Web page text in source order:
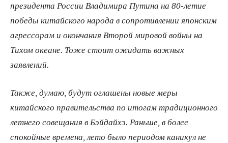
президента России Владимира Путина на 80-летие
победы китайского народа в сопротивлении японским
агрессорам и окончания Второй мировой войны на
Тихом океане. Тоже стоит ожидать важных
заявлений.
Также, думаю, будут оглашены новые меры
китайского правительства по итогам традиционного
летнего совещания в Бэйдайхэ. Раньше, в более
спокойные времена, лето было периодом каникул не